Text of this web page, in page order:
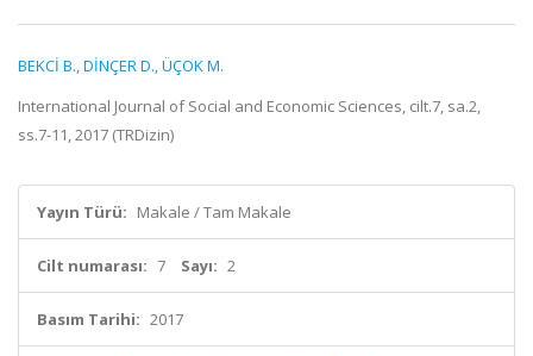
BEKCİ B.,DİNÇER D.,ÜÇOK M.
International Journal of Social and Economic Sciences, cilt.7, sa.2,
ss.7-11, 2017 (TRDizin)
Yayın Türü: Makale / Tam Makale
Cilt numarası: 7 Sayı: 2
Basım Tarihi: 2017